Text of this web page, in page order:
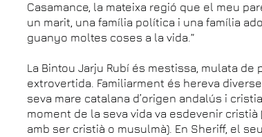
Casamance, la mateixa regió que el meu
un marit, una família política i una família
guanyo moltes coses a la vida.”
La Bintou Jarju Rubí és mestissa, mulata
extrovertida. Familiarment és hereva
seva mare catalana d’origen andalús i
moment de la seva vida va esdevenir
amb ser cristià o musulmà). En Sheriff, el